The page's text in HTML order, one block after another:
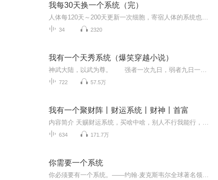
我每30天换一个系统（完）
34 2320
我有一个天秀系统（爆笑穿越小说）
722 57.5万
我有一个聚财阵丨财运系统丨财神丨首富
634 171.7万
你需要一个系统